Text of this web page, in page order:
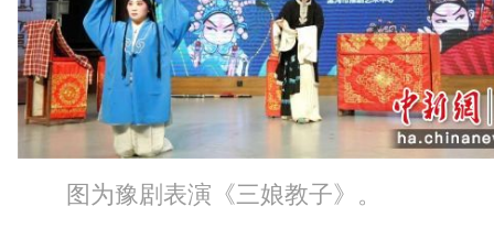
图为豫剧表演《三娘教子》。